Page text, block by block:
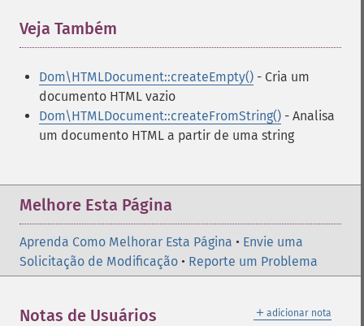
Veja Também
Dom\HTMLDocument::createEmpty() - Cria um
documento HTML vazio
Dom\HTMLDocument::createFromString() - Analisa
um documento HTML a partir de uma string
Melhore Esta Página
Aprenda Como Melhorar Esta Página • Envie uma
Solicitação de Modificação • Reporte um Problema
＋ adicionar nota
Notas de Usuários